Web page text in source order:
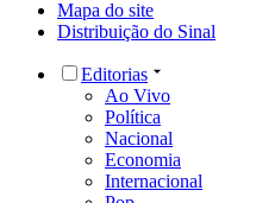
Mapa do site
Distribuição do Sinal
Editorias
Ao Vivo
Política
Nacional
Economia
Internacional